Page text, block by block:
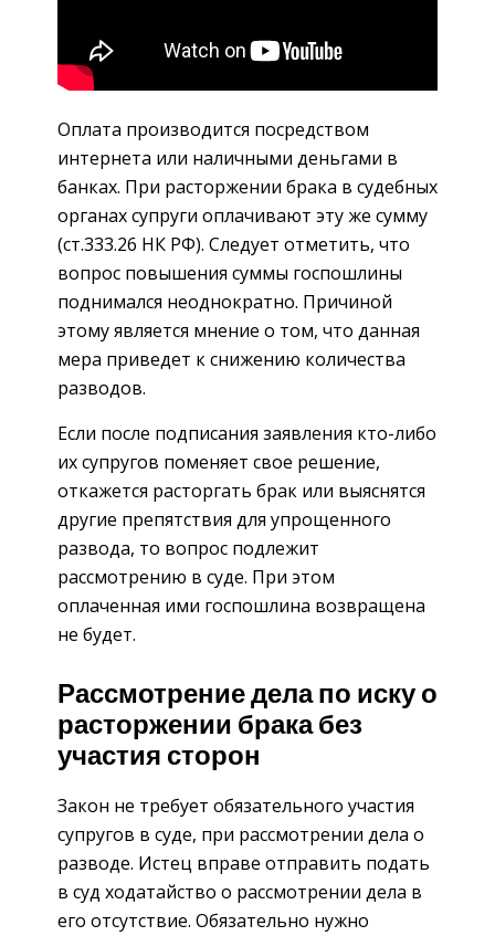
Оплата производится посредством
интернета или наличными деньгами в
банках. При расторжении брака в судебных
органах супруги оплачивают эту же сумму
(ст.333.26 НК РФ). Следует отметить, что
вопрос повышения суммы госпошлины
поднимался неоднократно. Причиной
этому является мнение о том, что данная
мера приведет к снижению количества
разводов.
Если после подписания заявления кто-либо
их супругов поменяет свое решение,
откажется расторгать брак или выяснятся
другие препятствия для упрощенного
развода, то вопрос подлежит
рассмотрению в суде. При этом
оплаченная ими госпошлина возвращена
не будет.
Рассмотрение дела по иску о
расторжении брака без
участия сторон
Закон не требует обязательного участия
супругов в суде, при рассмотрении дела о
разводе. Истец вправе отправить подать
в суд ходатайство о рассмотрении дела в
его отсутствие. Обязательно нужно